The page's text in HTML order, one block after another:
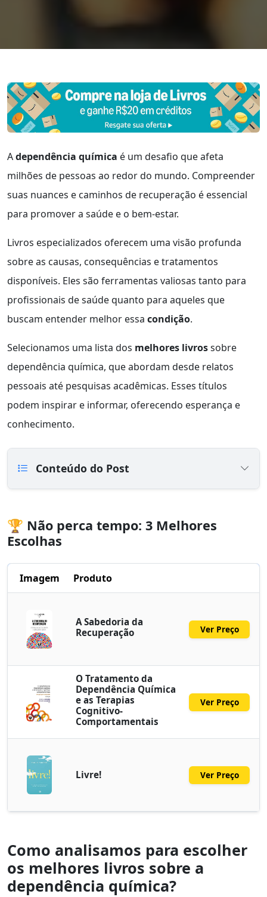
Adependência química é um desafio que afeta
milhões de pessoas ao redor do mundo. Compreender
suas nuances e caminhos de recuperação é essencial
para promover a saúde e o bem-estar.
Livros especializados oferecem uma visão profunda
sobre as causas, consequências e tratamentos
disponíveis. Eles são ferramentas valiosas tanto para
profissionais de saúde quanto para aqueles que
buscam entender melhor essa condição.
Selecionamos uma lista dos melhores livrossobre
dependência química, que abordam desde relatos
pessoais até pesquisas acadêmicas. Esses títulos
podem inspirar e informar, oferecendo esperança e
conhecimento.
Conteúdo do Post
🏆 Não perca tempo: 3 Melhores
Escolhas
Imagem Produto
A Sabedoria da
Recuperação
Ver Preço
O Tratamento da
Dependência Química
e as Terapias
Cognitivo-
Comportamentais
Ver Preço
Livre! Ver Preço
Como analisamos para escolher
os melhores livros sobre a
dependência química?